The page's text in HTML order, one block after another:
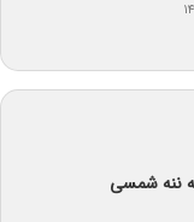
ننه شمسی